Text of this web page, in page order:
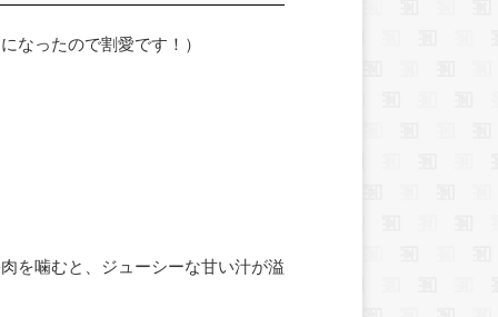
なったので割愛です！）
を噛むと、ジューシーな甘い汁が溢